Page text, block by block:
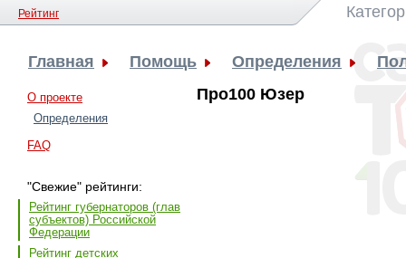
Рейтинг
Главная Помощь Определения
О проекте
Определения
FAQ
"Свежие" рейтинги:
Рейтинг губернаторов (глав
субъектов) Российской
Федерации
Рейтинг детских
Про100 Юзер